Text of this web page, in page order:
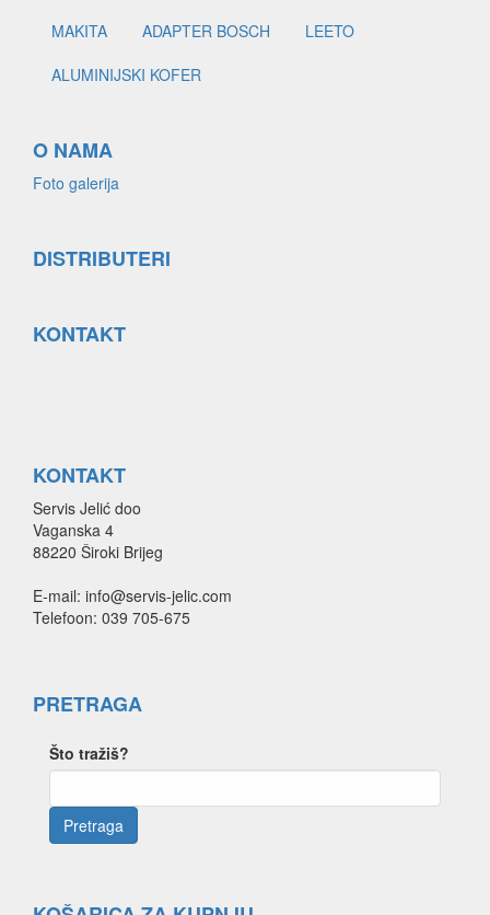
MAKITA
ADAPTER BOSCH
LEETO
ALUMINIJSKI KOFER
O NAMA
Foto galerija
DISTRIBUTERI
KONTAKT
KONTAKT
Servis Jelić doo
Vaganska 4
88220 Široki Brijeg
E-mail: info@servis-jelic.com
Telefoon: 039 705-675
PRETRAGA
Što tražiš?